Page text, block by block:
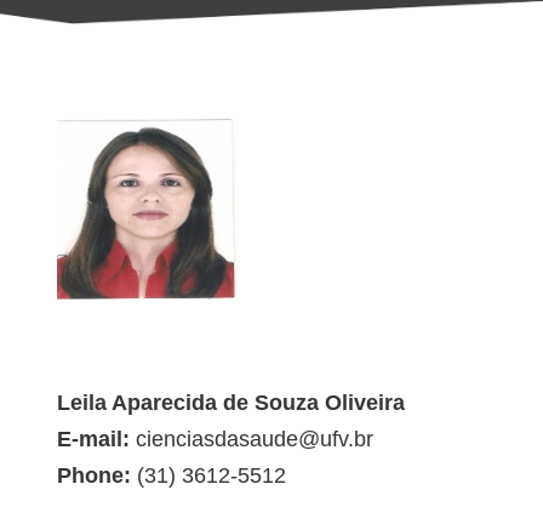
Leila Aparecida de Souza Oliveira
E-mail: cienciasdasaude@ufv.br
Phone: (31) 3612-5512